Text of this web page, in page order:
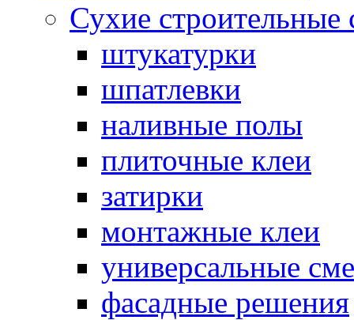
Сухие строительные
штукатурки
шпатлевки
наливные полы
плиточные клеи
затирки
монтажные клеи
универсальные
фасадные решения